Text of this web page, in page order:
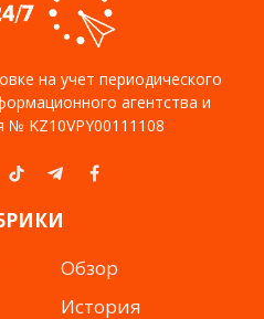
на учет периодического
агентства и
№ KZ10VPY00111108
TikTokTelegramFacebook
Обзор
История